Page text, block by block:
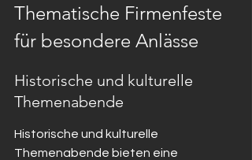
Thematische Firmenfeste
für besondere Anlässe
Historische und kulturelle
Themenabende
Historische und kulturelle
Themenabende bieten eine